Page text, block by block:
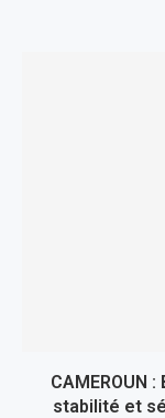
CAMEROUN
stabilité et